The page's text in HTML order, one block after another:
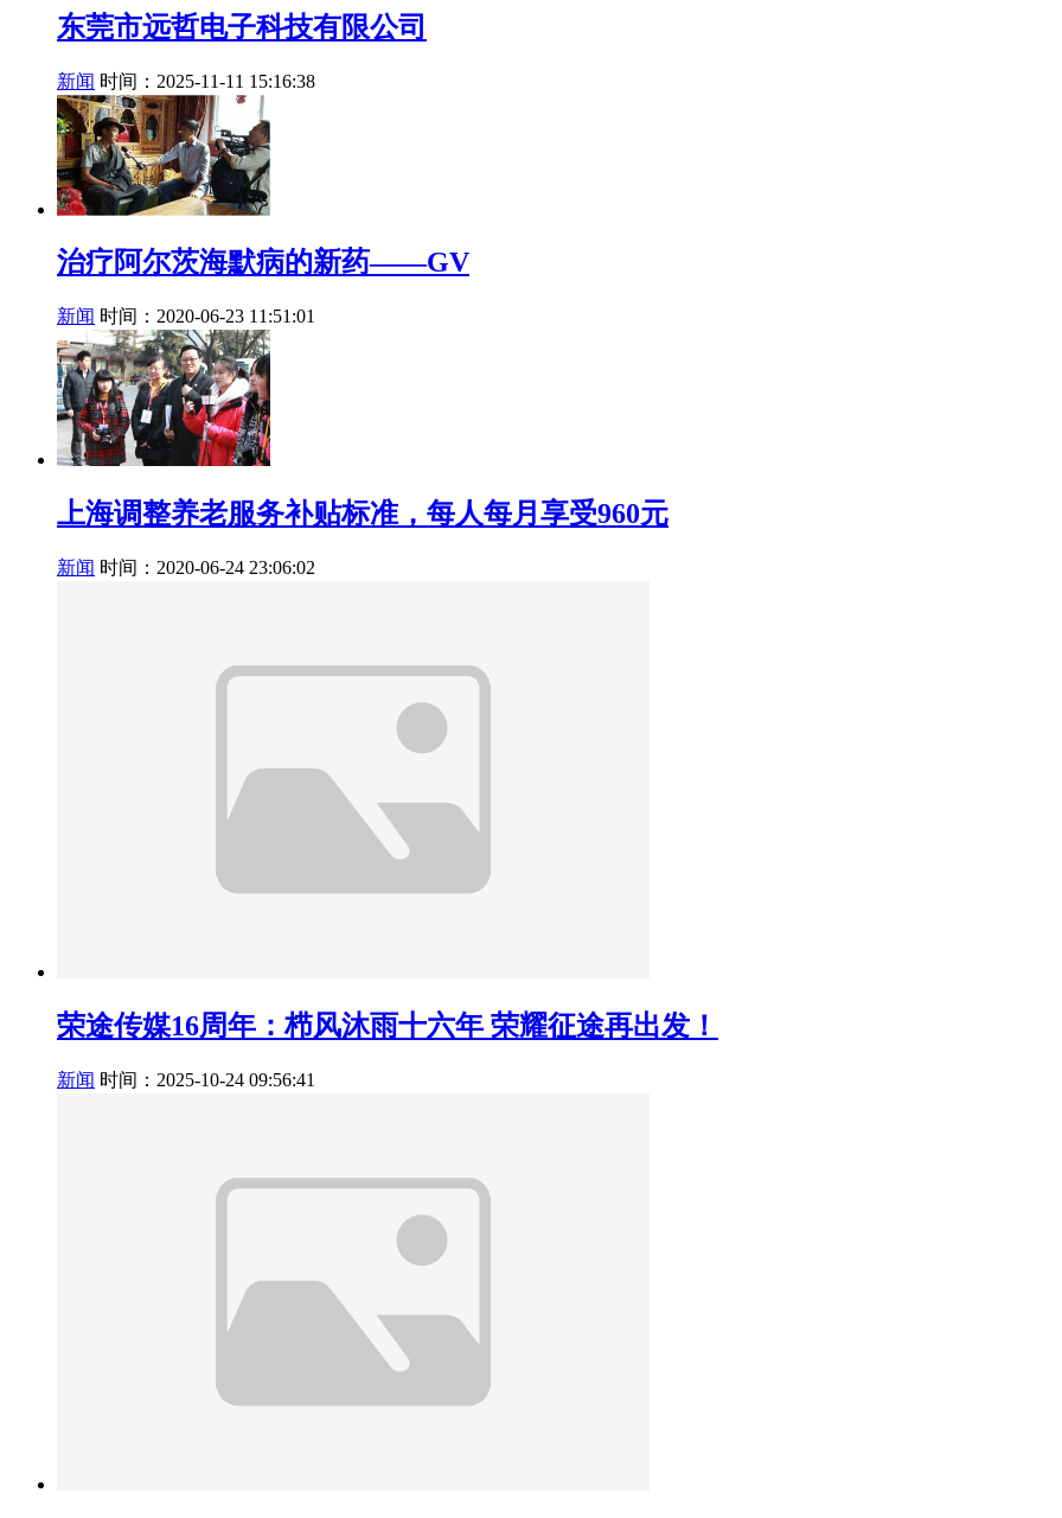
东莞市远哲电子科技有限公司
新闻 时间：2025-11-11 15:16:38
治疗阿尔茨海默病的新药——GV
新闻 时间：2020-06-23 11:51:01
上海调整养老服务补贴标准，每人每月享受960元
新闻 时间：2020-06-24 23:06:02
荣途传媒16周年：栉风沐雨十六年 荣耀征途再出发！
新闻 时间：2025-10-24 09:56:41